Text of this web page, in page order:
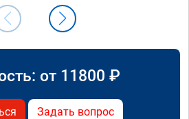
от 11800 ₽
Задать вопрос